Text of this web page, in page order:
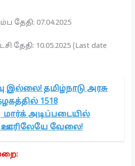
07.04.2025
10.05.2025 (Last date
இல்லை! தமிழ்நாடு அரசு
1518
அடிப்படையில்
ஊரிலேயே வேலை!